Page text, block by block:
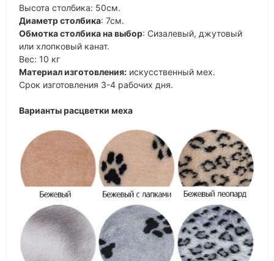
Высота столбика: 50см.
Диаметр столбика: 7см.
Обмотка столбика на выбор: Сизалевый, джутовый
или хлопковый канат.
Вес: 10 кг
Материал изготовления: искусственный мех.
Срок изготовления 3-4 рабочих дня.
Варианты расцветки меха